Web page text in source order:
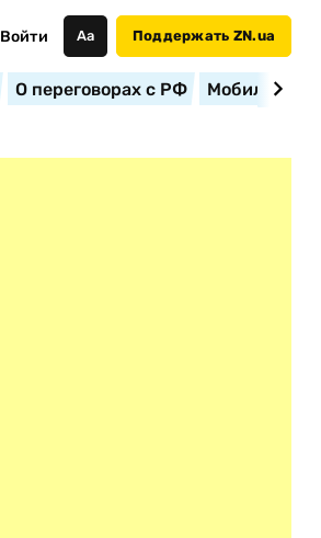
Войти Аа Поддержать ZN.ua
О переговорах с РФ